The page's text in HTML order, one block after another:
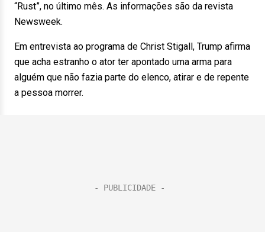
“Rust”, no último mês. As informações são da revista
Newsweek.
Em entrevista ao programa de Christ Stigall, Trump afirma
que acha estranho o ator ter apontado uma arma para
alguém que não fazia parte do elenco, atirar e de repente
a pessoa morrer.